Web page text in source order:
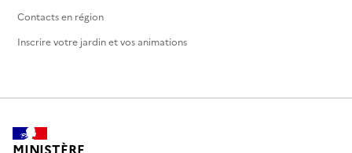
Contacts en région
Inscrire votre jardin et vos animations